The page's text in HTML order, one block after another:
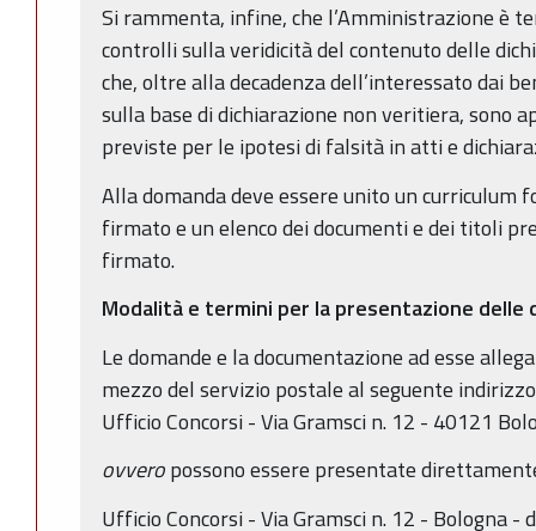
Si rammenta, infine, che l’Amministrazione è
controlli sulla veridicità del contenuto delle
che, oltre alla decadenza dell’interessato dai
sulla base di dichiarazione non veritiera, sono
previste per le ipotesi di falsità in atti e
Alla domanda deve essere unito un
firmato e un elenco dei documenti e dei titoli
firmato.
Modalità e termini per la presentazione delle
Le domande e la documentazione ad esse
mezzo del servizio postale al seguente
Ufficio Concorsi - Via Gramsci n. 12 - 40121
ovveropossono essere presentate
Ufficio Concorsi - Via Gramsci n. 12 - Bologna